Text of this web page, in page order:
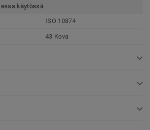
käytössä
ISO 10874
43 Kova